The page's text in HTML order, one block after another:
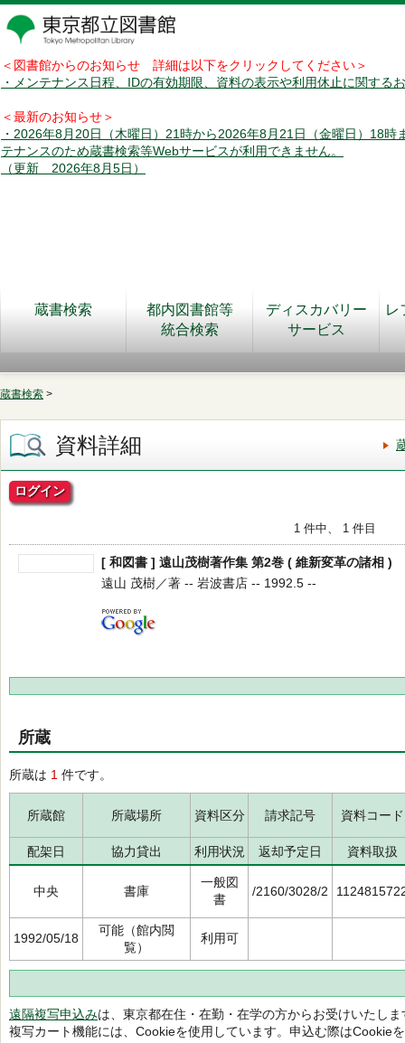
＜図書館からのお知らせ 詳細は以下をクリックしてください＞
・メンテナンス日程、IDの有効期限、資料の表示や利用休止に関する
＜最新のお知らせ＞
・2026年8月20日（木曜日）21時から2026年8月21日（金曜日）18時
テナンスのため蔵書検索等Webサービスが利用できません。
（更新 2026年8月5日）
蔵書検索
都内図書館等
統合検索
ディスカバリー
サービス
レ
蔵書検索 >
資料詳細
ログイン
1 件中、 1 件目
[ 和図書 ] 遠山茂樹著作集 第2巻 ( 維新変革の諸相 )
遠山 茂樹／著 -- 岩波書店 -- 1992.5 --
所蔵
所蔵は 1 件です。
所蔵館 所蔵場所 資料区分 請求記号 資料コード
配架日 協力貸出 利用状況 返却予定日 資料取扱
中央 書庫
一般図
書
/2160/3028/2
1992/05/18
可能（館内閲
覧）
利用可
遠隔複写申込みは、東京都在住・在勤・在学の方からお受けいたしま
複写カート機能には、Cookieを使用しています。申込む際はCookie